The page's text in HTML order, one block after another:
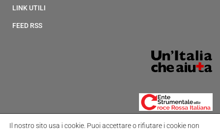
LINK UTILI
FEED RSS
Il nostro sito usa i cookie. Puoi accettare o rifiutare i cookie non